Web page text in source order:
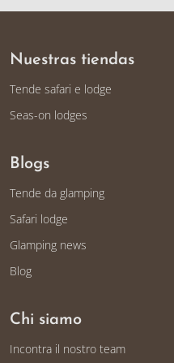
Nuestras tiendas
Tende safari e lodge
Seas-on lodges
Blogs
Tende da glamping
Safari lodge
Glamping news
Blog
Chi siamo
Incontra il nostro team